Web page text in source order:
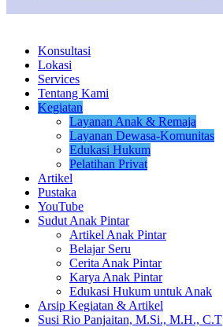
Konsultasi
Lokasi
Services
Tentang Kami
Kegiatan
Layanan Anak & Remaja
Layanan Dewasa-Komunitas
Edukasi Hukum
Pelatihan Privat
Artikel
Pustaka
YouTube
Sudut Anak Pintar
Artikel Anak Pintar
Belajar Seru
Cerita Anak Pintar
Karya Anak Pintar
Edukasi Hukum untuk Anak
Arsip Kegiatan & Artikel
Susi Rio Panjaitan, M.Si., M.H., C.T